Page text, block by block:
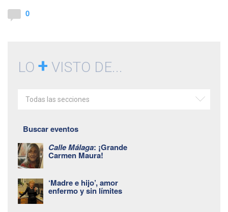
0
LO + VISTO DE...
Todas las secciones
Buscar eventos
Calle Málaga: ¡Grande
Carmen Maura!
‘Madre e hijo’, amor
enfermo y sin límites